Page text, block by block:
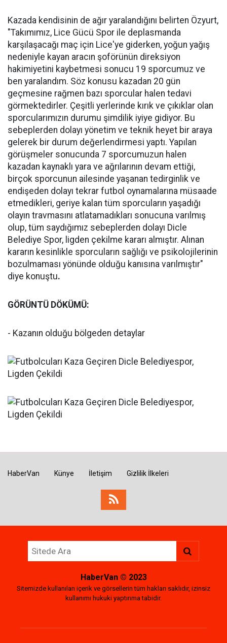
Kazada kendisinin de ağır yaralandığını belirten Özyurt,
"Takımımız, Lice Gücü Spor ile deplasmanda
karşılaşacağı maç için Lice'ye giderken, yoğun yağış
nedeniyle kayan aracın şoförünün direksiyon
hakimiyetini kaybetmesi sonucu 19 sporcumuz ve
ben yaralandım. Söz konusu kazadan 20 gün
geçmesine rağmen bazı sporcular halen tedavi
görmektedirler. Çeşitli yerlerinde kırık ve çıkıklar olan
sporcularımızın durumu şimdilik iyiye gidiyor. Bu
sebeplerden dolayı yönetim ve teknik heyet bir araya
gelerek bir durum değerlendirmesi yaptı. Yapılan
görüşmeler sonucunda 7 sporcumuzun halen
kazadan kaynaklı yara ve ağrılarının devam ettiği,
birçok sporcunun ailesinde yaşanan tedirginlik ve
endişeden dolayı tekrar futbol oynamalarına müsaade
etmedikleri, geriye kalan tüm sporcuların yaşadığı
olayın travmasını atlatamadıkları sonucuna varılmış
olup, tüm saydığımız sebeplerden dolayı Dicle
Belediye Spor, ligden çekilme kararı almıştır. Alınan
kararın kesinlikle sporcuların sağlığı ve psikolojilerinin
bozulmaması yönünde olduğu kanısına varılmıştır"
diye konuştu.
GÖRÜNTÜ DÖKÜMÜ:
- Kazanın olduğu bölgeden detaylar
HaberVan Künye İletişim Gizlilik İlkeleri
HaberVan© 2023
Sitemizde kullanılan içerik ve görsellerin tüm hakları saklıdır, izinsiz
kullanımı hukuki yaptırıma tabidir.